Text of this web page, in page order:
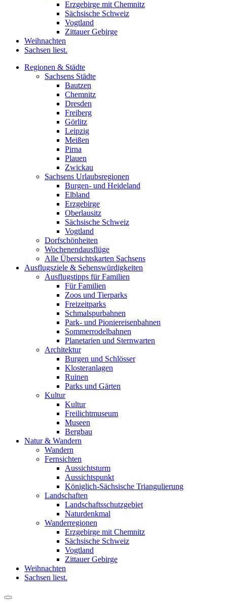
Erzgebirge mit Chemnitz
Sächsische Schweiz
Vogtland
Zittauer Gebirge
Weihnachten
Sachsen liest.
Regionen & Städte
Sachsens Städte
Bautzen
Chemnitz
Dresden
Freiberg
Görlitz
Leipzig
Meißen
Pirna
Plauen
Zwickau
Sachsens Urlaubsregionen
Burgen- und Heideland
Elbland
Erzgebirge
Oberlausitz
Sächsische Schweiz
Vogtland
Dorfschönheiten
Wochenendausflüge
Alle Übersichtskarten Sachsens
Ausflugsziele & Sehenswürdigkeiten
Ausflugstipps für Familien
Für Familien
Zoos und Tierparks
Freizeitparks
Schmalspurbahnen
Park- und Pioniereisenbahnen
Sommerrodelbahnen
Planetarien und Sternwarten
Architektur
Burgen und Schlösser
Klosteranlagen
Ruinen
Parks und Gärten
Kultur
Kultur
Freilichtmuseum
Museen
Bergbau
Natur & Wandern
Wandern
Fernsichten
Aussichtsturm
Aussichtspunkt
Königlich-Sächsische Triangulierung
Landschaften
Landschaftsschutzgebiet
Naturdenkmal
Wanderregionen
Erzgebirge mit Chemnitz
Sächsische Schweiz
Vogtland
Zittauer Gebirge
Weihnachten
Sachsen liest.